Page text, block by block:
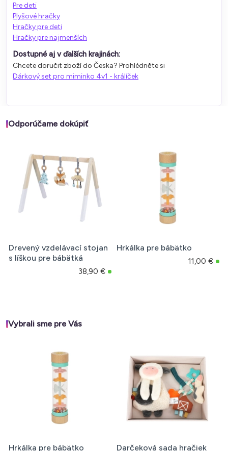
Pre deti
Plyšové hračky
Hračky pre deti
Hračky pre najmenších
Dostupné aj v ďalších krajinách:
Chcete doručit zboží do Česka? Prohlédněte si
Dárkový set pro miminko 4v1 - králíček
Odporúčame dokúpiť
Drevený vzdelávací stojan
s líškou pre bábätká
38,90 €
Hrkálka pre bábätko
11,00 €
Vybrali sme pre Vás
Hrkálka pre bábätko Darčeková sada hračiek